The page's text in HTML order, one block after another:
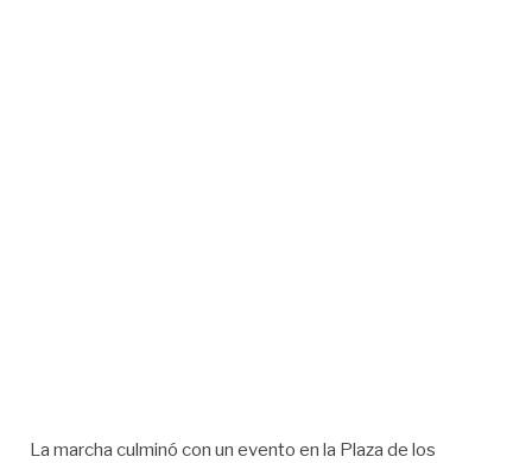
La marcha culminó con un evento en la Plaza de los